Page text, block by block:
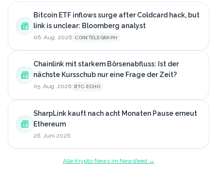
Bitcoin ETF inflows surge after Coldcard hack, but
link is unclear: Bloomberg analyst
06. Aug. 2026 COINTELEGRAPH
Chainlink mit starkem Börsenabfluss: Ist der
nächste Kursschub nur eine Frage der Zeit?
05. Aug. 2026 BTC-ECHO
SharpLink kauft nach acht Monaten Pause erneut
Ethereum
26. Juni 2026
Alle Krypto-News im Newsfeed →